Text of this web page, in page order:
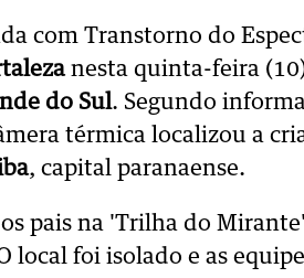
com Transtorno do
nesta quinta-feira
do Sul. Segundo
térmica localizou a
, capital paranaense.
pais na 'Trilha do
local foi isolado e as